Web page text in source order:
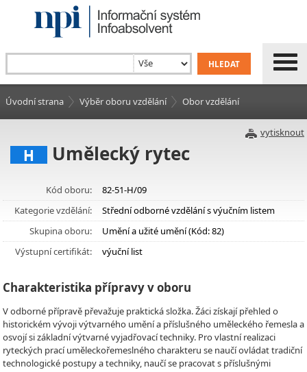
Úvodní strana Výběr oboru vzdělání Obor vzdělání
vytisknout
H Umělecký rytec
Kód oboru:
82-51-H/09
Kategorie vzdělání:
Střední odborné vzdělání s výučním listem
Skupina oboru:
Umění a užité umění (Kód: 82)
Výstupní certifikát:
výuční list
Charakteristika přípravy v oboru
V odborné přípravě převažuje praktická složka. Žáci získají přehled o
historickém vývoji výtvarného umění a příslušného uměleckého řemesla a
osvojí si základní výtvarné vyjadřovací techniky. Pro vlastní realizaci
ryteckých prací uměleckořemeslného charakteru se naučí ovládat tradiční
technologické postupy a techniky, naučí se pracovat s příslušnými